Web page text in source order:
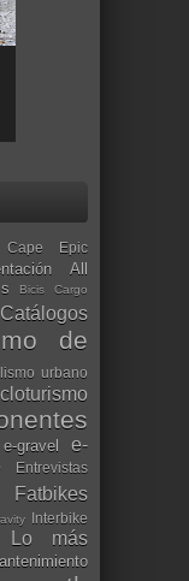
Cape Epic
All
Bicis Cargo
Catálogos
de
urbano
e-gravel
e-
Entrevistas
Fatbikes
Interbike
Lo más